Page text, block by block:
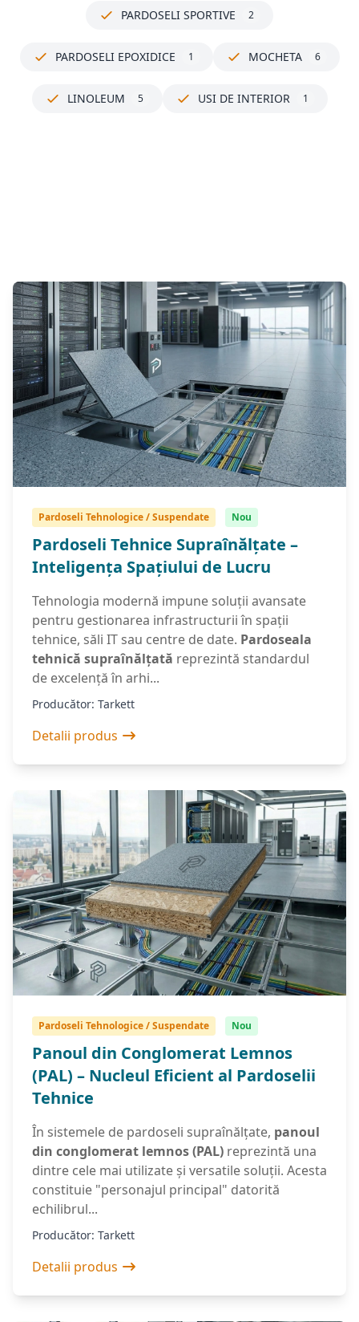
PARDOSELI SPORTIVE 2
PARDOSELI EPOXIDICE 1 MOCHETA 6
LINOLEUM 5 USI DE INTERIOR 1
Pardoseli Tehnologice / Suspendate Nou
Pardoseli Tehnice Supraînălțate –
Inteligența Spațiului de Lucru
Tehnologia modernă impune soluții avansate
pentru gestionarea infrastructurii în spații
tehnice, săli IT sau centre de date. Pardoseala
tehnică supraînălțată reprezintă standardul
de excelență în arhi...
Producător: Tarkett
Detalii produs
Pardoseli Tehnologice / Suspendate Nou
Panoul din Conglomerat Lemnos
(PAL) – Nucleul Eficient al Pardoselii
Tehnice
În sistemele de pardoseli supraînălțate, panoul
din conglomerat lemnos (PAL) reprezintă una
dintre cele mai utilizate și versatile soluții. Acesta
constituie "personajul principal" datorită
echilibrul...
Producător: Tarkett
Detalii produs